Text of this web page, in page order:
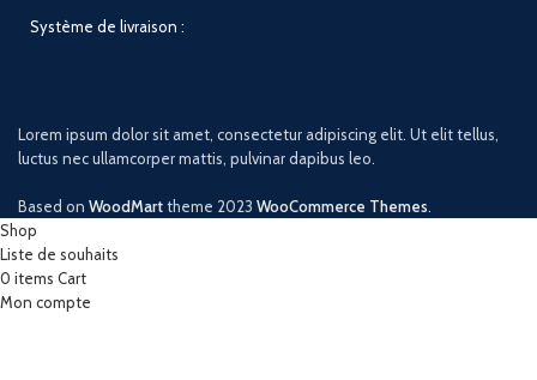
Système de livraison :
Lorem ipsum dolor sit amet, consectetur adipiscing elit. Ut elit tellus,
luctus nec ullamcorper mattis, pulvinar dapibus leo.
Based on WoodMarttheme 2023 WooCommerce Themes.
Shop
Liste de souhaits
0 items Cart
Mon compte